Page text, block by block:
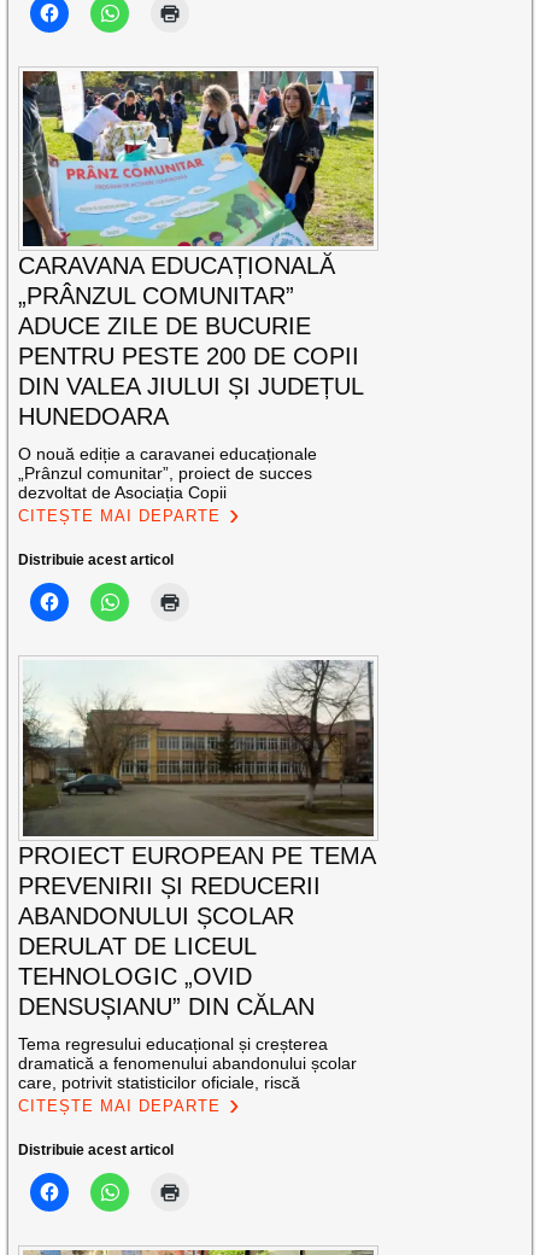
CARAVANA EDUCAȚIONALĂ
„PRÂNZUL COMUNITAR”
ADUCE ZILE DE BUCURIE
PENTRU PESTE 200 DE COPII
DIN VALEA JIULUI ȘI JUDEȚUL
HUNEDOARA
O nouă ediție a caravanei educaționale
„Prânzul comunitar”, proiect de succes
dezvoltat de Asociația Copii
CITEȘTE MAI DEPARTE
Distribuie acest articol
PROIECT EUROPEAN PE TEMA
PREVENIRII ȘI REDUCERII
ABANDONULUI ȘCOLAR
DERULAT DE LICEUL
TEHNOLOGIC „OVID
DENSUȘIANU” DIN CĂLAN
Tema regresului educațional și creșterea
dramatică a fenomenului abandonului școlar
care, potrivit statisticilor oficiale, riscă
CITEȘTE MAI DEPARTE
Distribuie acest articol